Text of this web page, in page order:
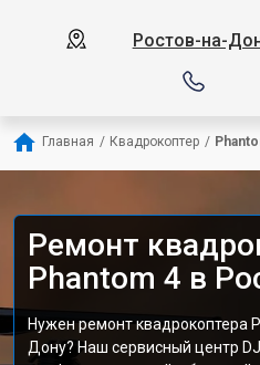
Ростов-на-
Главная / Квадрокоптер /
Ремонт
Phantom 4 в
Нужен ремонт квадрокоптера
Дону? Наш сервисный центр